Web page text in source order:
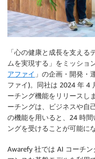
「心の健康と成長を支え
ムを実現する」をミッショ
アファイ 」の企画・開発・
ファイ)。同社は 2024 年 4
ーチング機能をリリースし
ーチングは、ビジネスや自
の機能を用いると、24 時
ングを受けることが可能に
Awarefy 社では AI コーチ